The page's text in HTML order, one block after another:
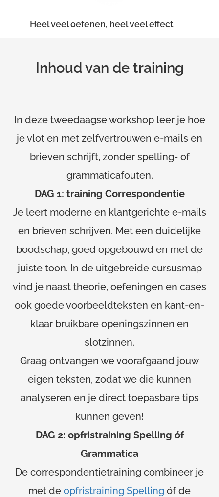
Heel veel oefenen, heel veel effect
Inhoud van de training
In deze tweedaagse workshop leer je hoe
je vlot en met zelfvertrouwen e-mails en
brieven schrijft, zonder spelling- of
grammaticafouten.
DAG 1: training Correspondentie
Je leert moderne en klantgerichte e-mails
en brieven schrijven. Met een duidelijke
boodschap, goed opgebouwd en met de
juiste toon. In de uitgebreide cursusmap
vind je naast theorie, oefeningen en cases
ook goede voorbeeldteksten en kant-en-
klaar bruikbare openingszinnen en
slotzinnen.
Graag ontvangen we voorafgaand jouw
eigen teksten, zodat we die kunnen
analyseren en je direct toepasbare tips
kunnen geven!
DAG 2: opfristraining Spelling óf
Grammatica
De correspondentietraining combineer je
met de opfristraining Spelling óf de